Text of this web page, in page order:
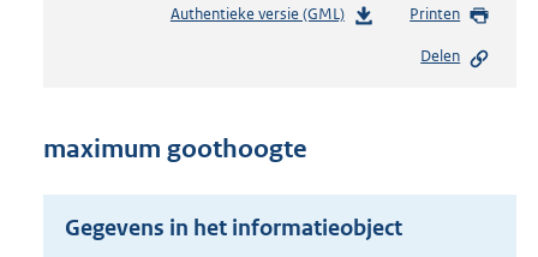
Authentieke versie (GML)b
s
r
Printen
Delen
maximum goothoogte
Gegevens in het informatieobject